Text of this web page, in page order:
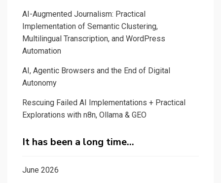
AI-Augmented Journalism: Practical
Implementation of Semantic Clustering,
Multilingual Transcription, and WordPress
Automation
AI, Agentic Browsers and the End of Digital
Autonomy
Rescuing Failed AI Implementations + Practical
Explorations with n8n, Ollama & GEO
It has been a long time…
June 2026